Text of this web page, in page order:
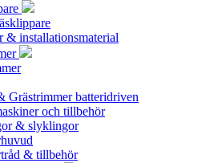
& installationsmaterial
Grästrimmer batteridriven
och tillbehör
& slyklingor
& tillbehör